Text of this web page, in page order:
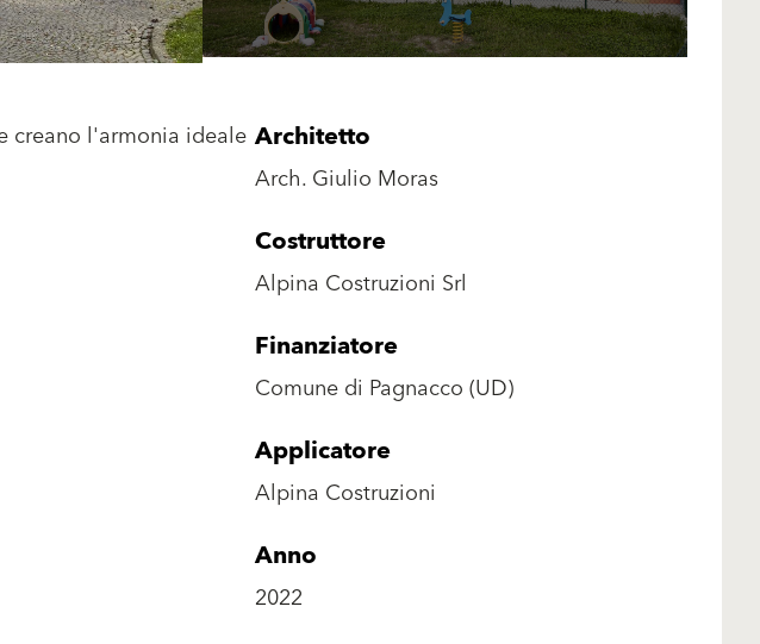
creano l'armonia ideale Architetto
Arch. Giulio Moras
Costruttore
Alpina Costruzioni Srl
Finanziatore
Comune di Pagnacco (UD)
Applicatore
Alpina Costruzioni
Anno
2022